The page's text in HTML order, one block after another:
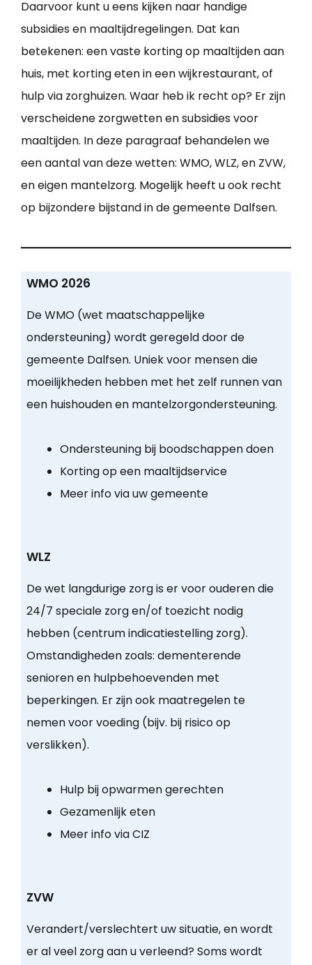
Daarvoor kunt u eens kijken naar handige
subsidies en maaltijdregelingen. Dat kan
betekenen: een vaste korting op maaltijden aan
huis, met korting eten in een wijkrestaurant, of
hulp via zorghuizen. Waar heb ik recht op? Er zijn
verscheidene zorgwetten en subsidies voor
maaltijden. In deze paragraaf behandelen we
een aantal van deze wetten: WMO, WLZ, en ZVW,
en eigen mantelzorg. Mogelijk heeft u ook recht
op bijzondere bijstand in de gemeente Dalfsen.
WMO 2026
De WMO (wet maatschappelijke
ondersteuning) wordt geregeld door de
gemeente Dalfsen. Uniek voor mensen die
moeilijkheden hebben met het zelf runnen van
een huishouden en mantelzorgondersteuning.
Ondersteuning bij boodschappen doen
Korting op een maaltijdservice
Meer info via uw gemeente
WLZ
De wet langdurige zorg is er voor ouderen die
24/7 speciale zorg en/of toezicht nodig
hebben (centrum indicatiestelling zorg).
Omstandigheden zoals: dementerende
senioren en hulpbehoevenden met
beperkingen. Er zijn ook maatregelen te
nemen voor voeding (bijv. bij risico op
verslikken).
Hulp bij opwarmen gerechten
Gezamenlijk eten
Meer info via CIZ
ZVW
Verandert/verslechtert uw situatie, en wordt
er al veel zorg aan u verleend? Soms wordt